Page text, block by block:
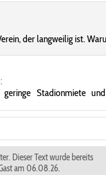
der langweilig ist.
Stadionmiete
Dieser Text wurde bereits
am 06.08.26.